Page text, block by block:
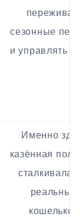
сезонные
и управлять
Именно
казённая
реальным
кошельком